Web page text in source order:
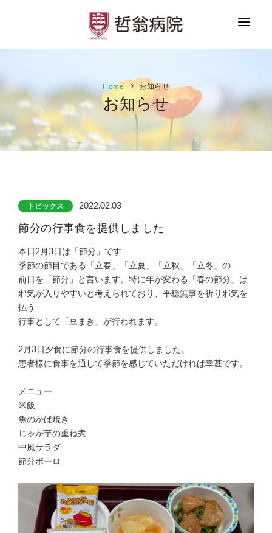
お知らせ
ご案内
患者さまへ
採用情報
お問合せ
Home お知らせ
お知らせ
トピックス 2022.02.03
節分の行事食を提供しました
本日2月3日は「節分」です
季節の節目である「立春」「立夏」「立秋」「立冬」の
前日を「節分」と言います。特に年が変わる「春の節分」は
邪気が入りやすいと考えられており、平穏無事を祈り邪気を
払う
行事として「豆まき」が行われます。
2月3日夕食に節分の行事食を提供しました。
患者様に食事を通して季節を感じていただければ幸甚です。
メニュー
米飯
魚のかば焼き
じゃが芋の重ね煮
中風サラダ
節分ボーロ